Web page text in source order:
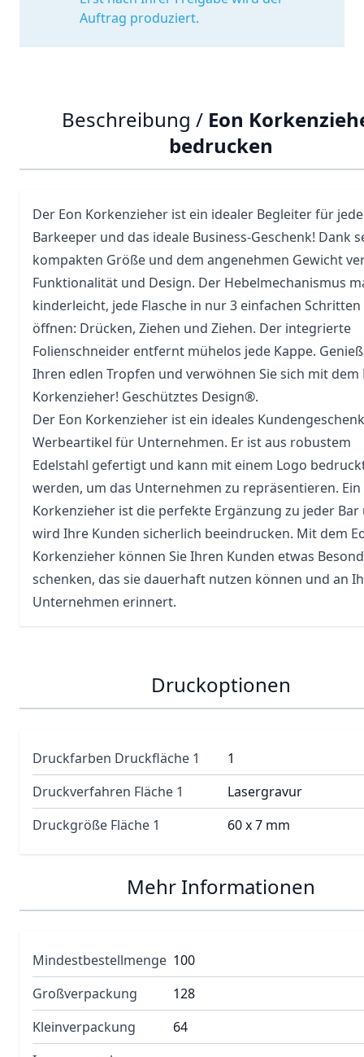
Auftrag produziert.
Beschreibung / Eon
bedrucken
Der Eon Korkenzieher ist ein idealer Begleiter für
Barkeeper und das ideale Business-Geschenk! Dank
kompakten Größe und dem angenehmen Gewicht
Funktionalität und Design. Der Hebelmechanismus
kinderleicht, jede Flasche in nur 3 einfachen Schritten
öffnen: Drücken, Ziehen und Ziehen. Der integrierte
Folienschneider entfernt mühelos jede Kappe.
Ihren edlen Tropfen und verwöhnen Sie sich mit dem
Korkenzieher! Geschütztes Design®.
Der Eon Korkenzieher ist ein ideales
Werbeartikel für Unternehmen. Er ist aus robustem
Edelstahl gefertigt und kann mit einem Logo
werden, um das Unternehmen zu repräsentieren. Ein
Korkenzieher ist die perfekte Ergänzung zu jeder Bar
wird Ihre Kunden sicherlich beeindrucken. Mit dem
Korkenzieher können Sie Ihren Kunden etwas
schenken, das sie dauerhaft nutzen können und an
Unternehmen erinnert.
Druckoptionen
Druckfarben Druckfläche 1
1
Druckverfahren Fläche 1
Lasergravur
Druckgröße Fläche 1
60 x 7 mm
Mehr Informationen
Mindestbestellmenge 100
Großverpackung
128
Kleinverpackung
64